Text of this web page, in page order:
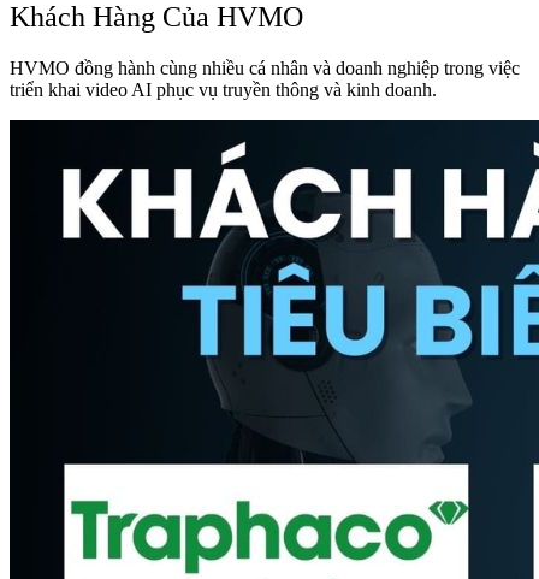
Khách Hàng Của HVMO
HVMO đồng hành cùng nhiều cá nhân và doanh nghiệp trong việc
triển khai video AI phục vụ truyền thông và kinh doanh.